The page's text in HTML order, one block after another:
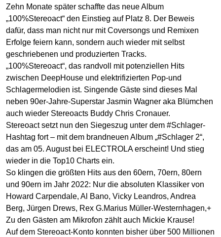
Zehn Monate später schaffte das neue Album
„100%Stereoact“ den Einstieg auf Platz 8. Der Beweis
dafür, dass man nicht nur mit Coversongs und Remixen
Erfolge feiern kann, sondern auch wieder mit selbst
geschriebenen und produzierten Tracks.
„100%Stereoact“, das randvoll mit potenziellen Hits
zwischen DeepHouse und elektrifizierten Pop-und
Schlagermelodien ist. Singende Gäste sind dieses Mal
neben 90er-Jahre-Superstar Jasmin Wagner aka Blümchen
auch wieder Stereoacts Buddy Chris Cronauer.
Stereoact setzt nun den Siegeszug unter dem #Schlager-
Hashtag fort – mit dem brandneuen Album „#Schlager 2“,
das am 05. August bei ELECTROLA erscheint! Und stieg
wieder in die Top10 Charts ein.
So klingen die größten Hits aus den 60ern, 70ern, 80ern
und 90ern im Jahr 2022: Nur die absoluten Klassiker von
Howard Carpendale, Al Bano, Vicky Leandros, Andrea
Berg, Jürgen Drews, Rex G.Marius Müller-Westernhagen,+
Zu den Gästen am Mikrofon zählt auch Mickie Krause!
Auf dem Stereoact-Konto konnten bisher über 500 Millionen